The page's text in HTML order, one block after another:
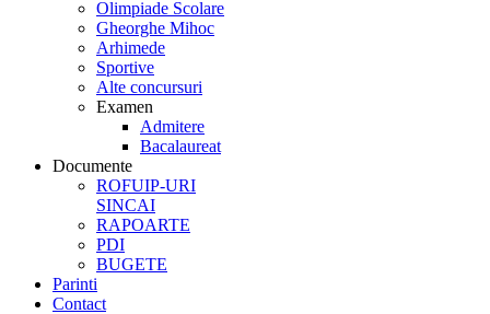
Olimpiade Scolare
Gheorghe Mihoc
Arhimede
Sportive
Alte concursuri
Examen
Admitere
Bacalaureat
Documente
ROFUIP-URI
SINCAI
RAPOARTE
PDI
BUGETE
Parinti
Contact